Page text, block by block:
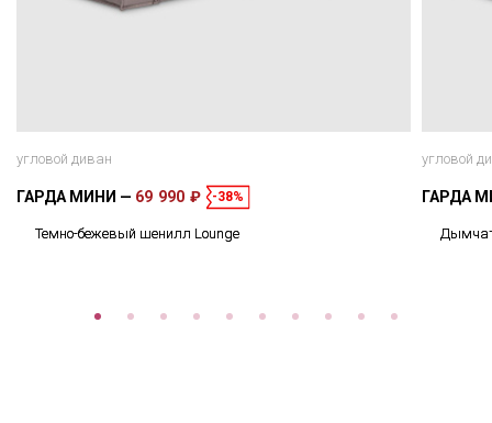
угловой диван
ГАРДА МИНИ 69 990 ₽ -38%
Темно-бежевый шенилл Lounge
угловой
ГАРДА